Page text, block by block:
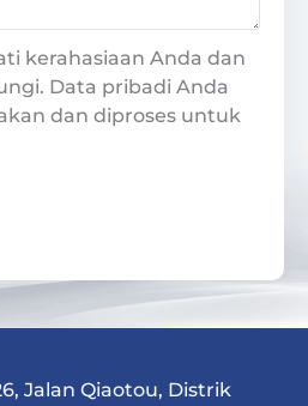
kerahasiaan Anda dan
Data pribadi Anda
dan diproses untuk
Jalan Qiaotou, Distrik